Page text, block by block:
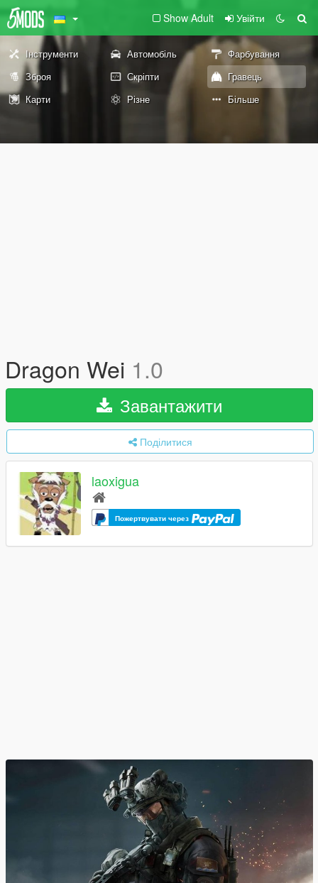
Show Adult Увійти
Інструменти Автомобіль
Фарбування
Зброя
Скріпти
Гравець
Карти
Різне Більше
Dragon Wei 1.0
Завантажити
Поділитися
laoxigua
Пожертвувати через